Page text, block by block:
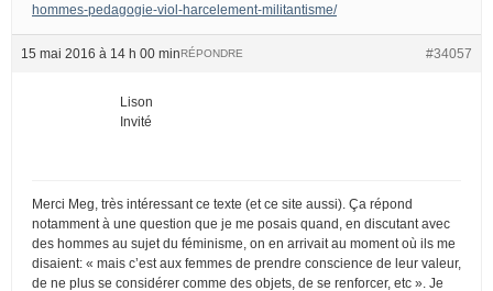
hommes-pedagogie-viol-harcelement-militantisme/
15 mai 2016 à 14 h 00 min #34057
RÉPONDRE
Lison
Invité
Merci Meg, très intéressant ce texte (et ce site aussi). Ça répond
notamment à une question que je me posais quand, en discutant avec
des hommes au sujet du féminisme, on en arrivait au moment où ils me
disaient: « mais c’est aux femmes de prendre conscience de leur valeur,
de ne plus se considérer comme des objets, de se renforcer, etc ». Je